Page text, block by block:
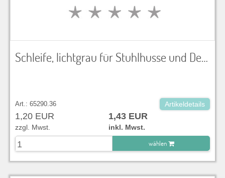
Schleife, lichtgrau für Stuhlhusse und Dekoration
Art.: 65290.36 Artikeldetails
1,20 EUR 1,43 EUR
zzgl. Mwst.
inkl. Mwst.
wählen
zu Warenkorb hinzugefügt.